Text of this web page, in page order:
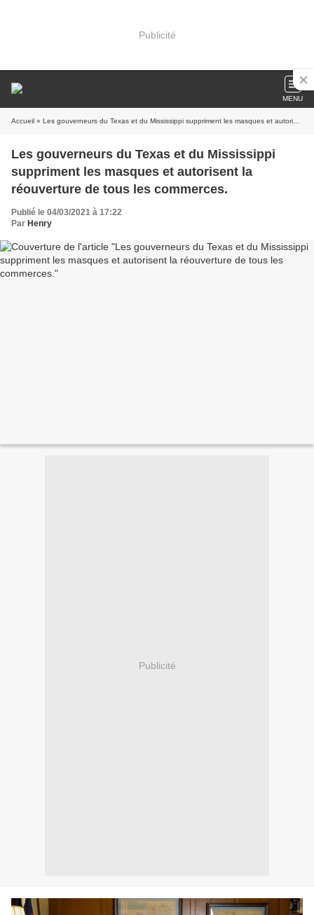
Publicité
MENU
Accueil » Les gouverneurs du Texas et du Mississippi suppriment les masques et autorisent la réouverture de tous les commerces.
Les gouverneurs du Texas et du Mississippi
suppriment les masques et autorisent la
réouverture de tous les commerces.
Publié le 04/03/2021 à 17:22
Par Henry
Publicité